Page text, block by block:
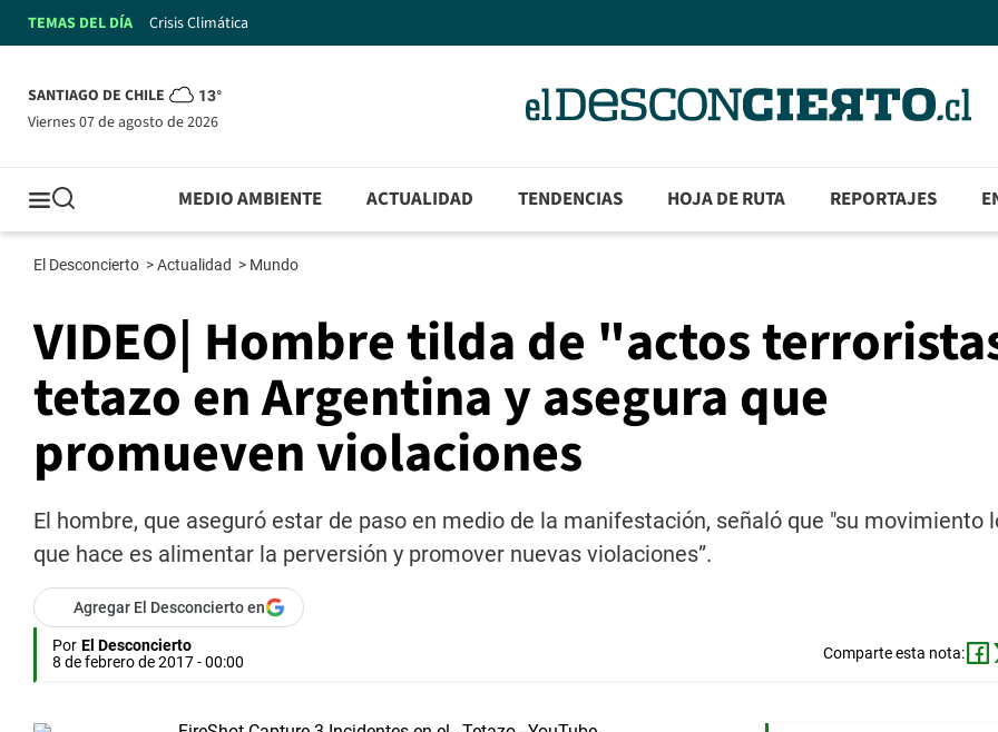
TEMAS DEL DÍA Crisis Climática
SANTIAGO DE CHILE 13°
viernes 07 de agosto de 2026
MEDIO AMBIENTE ACTUALIDAD TENDENCIAS HOJA DE RUTA REPORTAJES
El Desconcierto >Actualidad > Mundo
VIDEO| Hombre tilda de "actos
tetazo en Argentina y asegura que
promueven violaciones
El hombre, que aseguró estar de paso en medio de la manifestación, señaló que "su movimiento
que hace es alimentar la perversión y promover nuevas violaciones”.
Agregar El Desconcierto en
Por El Desconcierto
8 de febrero de 2017 - 00:00
Comparte esta nota: